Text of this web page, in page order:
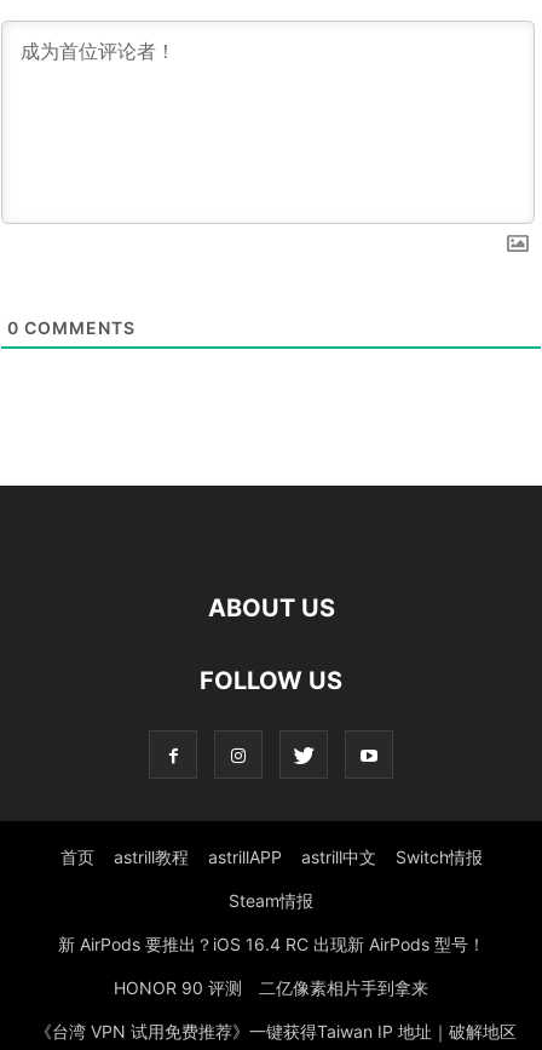
0 COMMENTS
ABOUT US
FOLLOW US
首页 astrill教程 astrillAPP astrill中文 Switch情报
Steam情报
新 AirPods 要推出？iOS 16.4 RC 出现新 AirPods 型号！
HONOR 90 评测 二亿像素相片手到拿来
《台湾 VPN 试用免费推荐》一键获得Taiwan IP 地址｜破解地区